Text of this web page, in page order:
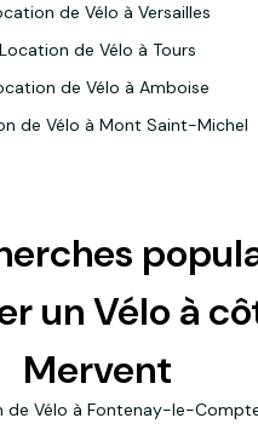
de Vélo à Versailles
Location de Vélo à Tours
de Vélo à Amboise
de Vélo à Mont Saint-Michel
un Vélo à
Mervent
de Vélo à Fontenay-le-